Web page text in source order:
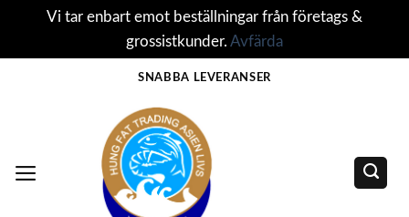
Vi tar enbart emot beställningar från företags &
grossistkunder. Avfärda
SNABBA LEVERANSER